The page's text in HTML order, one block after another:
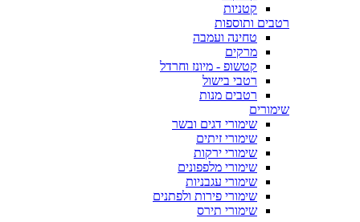
קטניות
רטבים ותוספות
טחינה ועמבה
מרקים
קטשופ - מיונז וחרדל
רטבי בישול
רטבים מנות
שימורים
שימורי דגים ובשר
שימורי זיתים
שימורי ירקות
שימורי מלפפונים
שימורי עגבניות
שימורי פירות ולפתנים
שימורי תירס